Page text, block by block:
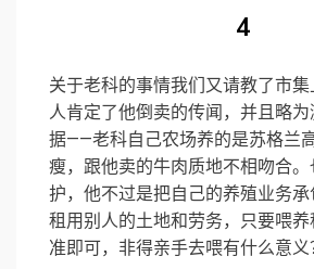
4
关于老科的事情我们又请教了市
人肯定了他倒卖的传闻，并且略
据——老科自己农场养的是苏格兰
瘦，跟他卖的牛肉质地不相吻合
护，他不过是把自己的养殖业务
租用别人的土地和劳务，只要喂
准即可，非得亲手去喂有什么意义